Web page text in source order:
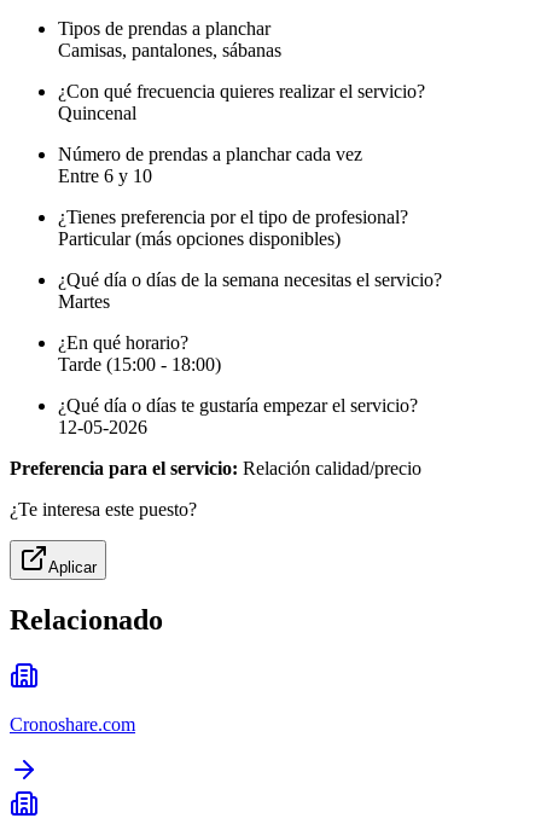
Tipos de prendas a planchar
Camisas, pantalones, sábanas
¿Con qué frecuencia quieres realizar el servicio?
Quincenal
Número de prendas a planchar cada vez
Entre 6 y 10
¿Tienes preferencia por el tipo de profesional?
Particular (más opciones disponibles)
¿Qué día o días de la semana necesitas el servicio?
Martes
¿En qué horario?
Tarde (15:00 - 18:00)
¿Qué día o días te gustaría empezar el servicio?
12-05-2026
Preferencia para el servicio: Relación calidad/precio
¿Te interesa este puesto?
Aplicar
Relacionado
Cronoshare.com